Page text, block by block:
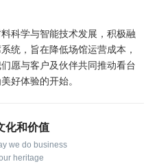
科学与智能技术发展，积极融
统，旨在降低场馆运营成本，
愿与客户及伙伴共同推动看台
好体验的开始。
化和价值
we do business
heritage